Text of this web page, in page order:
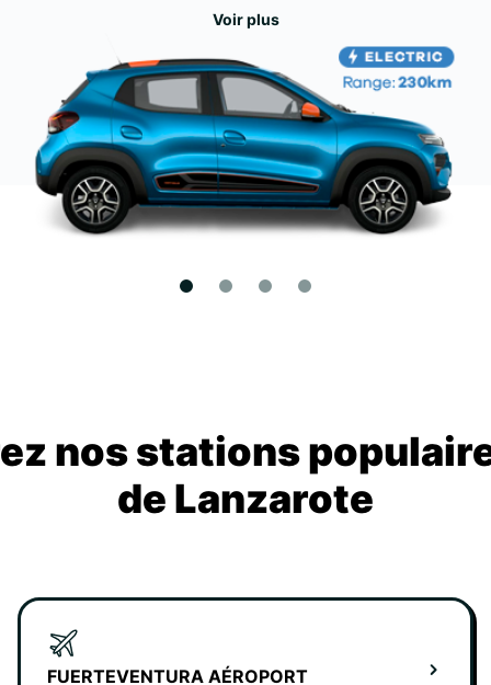
Voir plus
nos stations
de Lanzarote
FUERTEVENTURA AÉROPORT